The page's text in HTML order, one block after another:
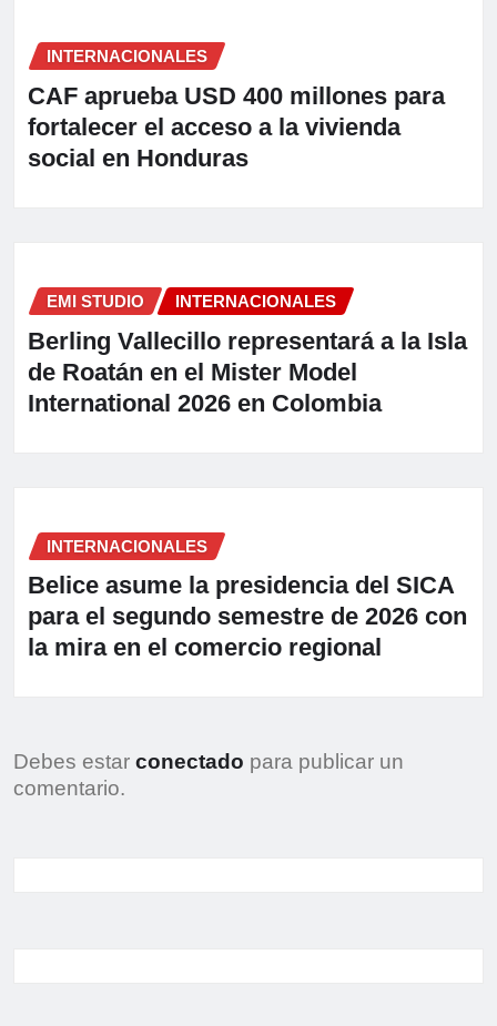
INTERNACIONALES
CAF aprueba USD 400 millones para
fortalecer el acceso a la vivienda
social en Honduras
EMI STUDIO INTERNACIONALES
Berling Vallecillo representará a la Isla
de Roatán en el Mister Model
International 2026 en Colombia
INTERNACIONALES
Belice asume la presidencia del SICA
para el segundo semestre de 2026 con
la mira en el comercio regional
Debes estar conectado para publicar un
comentario.